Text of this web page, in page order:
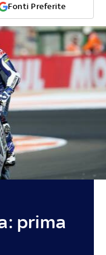
Fonti Preferite
prima